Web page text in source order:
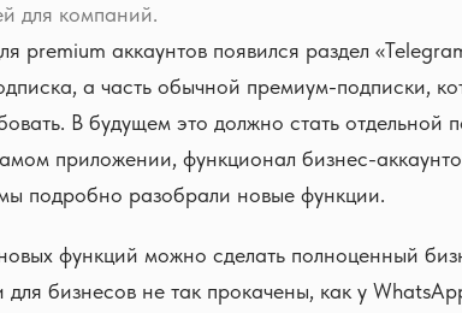
для компаний.
premium аккаунтов появился раздел
а часть обычной премиум-подписки,
В будущем это должно стать отдельной
приложении, функционал бизнес-
подробно разобрали новые функции.
функций можно сделать полноценный
для бизнесов не так прокачены, как у